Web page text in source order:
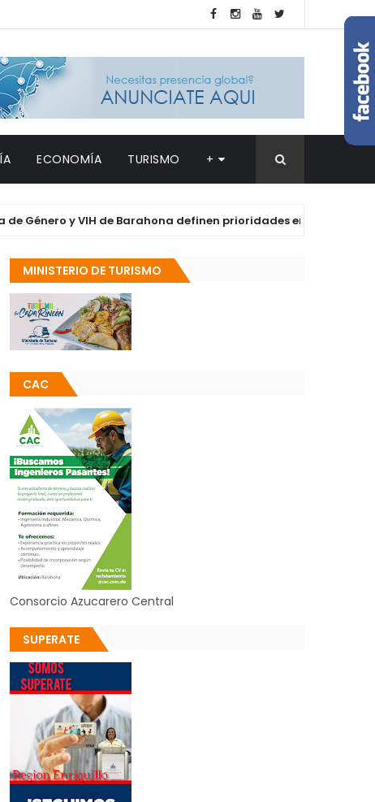
ECONOMÍA TURISMO +
y VIH de Barahona definen prioridades en salud y derechos
MINISTERIO DE TURISMO
CAC
Consorcio Azucarero Central
SUPERATE